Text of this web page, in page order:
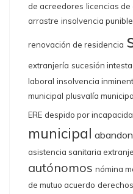
de acreedores licencias de
arrastre insolvencia punible
renovación de residencia
extranjería sucesión
laboral insolvencia
municipal plusvalía
ERE despido por
municipal
asistencia sanitaria
autónomos nómina
de mutuo acuerdo